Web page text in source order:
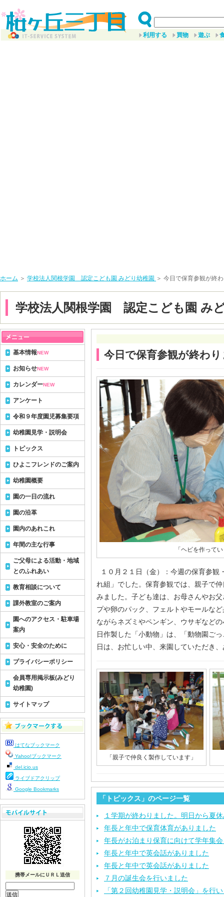
利用する 買物 遊ぶ
ホーム ＞ 学校法人関根学園 認定こども園 みどり幼稚園 ＞ 今日で保育参観が終
学校法人関根学園 認定こども園 み
今日で保育参観が終わ
「ヘビを作って
１０月２１日（金）：今週の保育参観
れ組」でした。保育参観では、親子で
みました。子ども達は、お母さんやお
プや卵のパック、フェルトやモールな
ながらネズミやペンギン、ウサギなど
日作製した「小動物」は、「動物園ご
日は、お忙しい中、来園していただき
「親子で仲良く製作しています」
「トピックス」のページ一覧
１学期が終わりました。明日から夏
年長と年中で保育体育がありました
年長がお泊まり保育に向けて学年集
年長と年中で英会話がありました
年長と年中で英会話がありました
７月の誕生会を行いました
「第２回幼稚園見学・説明会」を行
基本情報NEW
お知らせNEW
カレンダーNEW
アンケート
令和９年度園児募集要項
幼稚園見学・説明会
トピックス
ひよこフレンドのご案内
幼稚園概要
園の一日の流れ
園の沿革
園内のあれこれ
年間の主な行事
ご父母による活動・地域
とのふれあい
教育相談について
課外教室のご案内
園へのアクセス・駐車場
案内
安心・安全のために
プライバシーポリシー
会員専用掲示板(みどり
幼稚園)
サイトマップ
はてなブックマーク
Yahoo!ブックマーク
del.icio.us
ライブドアクリップ
Google Bookmarks
携帯メールにＵＲＬ送信